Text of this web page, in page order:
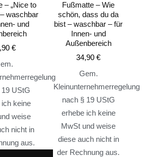
– „Nice to
waschbar
und
€
UStG
keine
weise
nicht in
aus.
Fußmatte – Wie
schön, dass du da
bist – waschbar – für
Innen- und
Außenbereich
34,90 €
Gem.
Kleinunternehmerregelung
nach § 19 UStG
erhebe ich keine
MwSt und weise
diese auch nicht in
der Rechnung aus.